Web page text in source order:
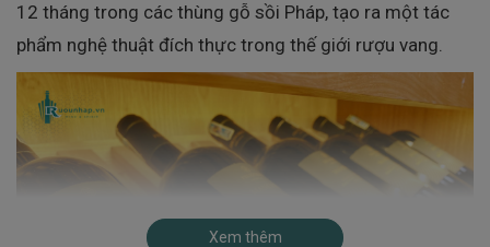
12 tháng trong các thùng gỗ sồi Pháp, tạo ra một tác
phẩm nghệ thuật đích thực trong thế giới rượu vang.
Xem thêm